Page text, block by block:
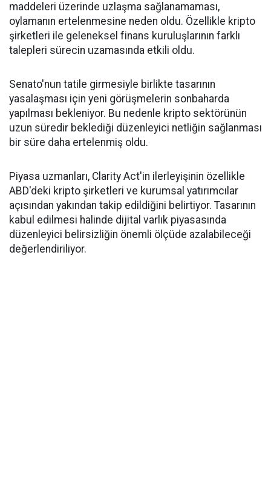
maddeleri üzerinde uzlaşma sağlanamaması,
oylamanın ertelenmesine neden oldu. Özellikle kripto
şirketleri ile geleneksel finans kuruluşlarının farklı
talepleri sürecin uzamasında etkili oldu.
Senato'nun tatile girmesiyle birlikte tasarının
yasalaşması için yeni görüşmelerin sonbaharda
yapılması bekleniyor. Bu nedenle kripto sektörünün
uzun süredir beklediği düzenleyici netliğin sağlanması
bir süre daha ertelenmiş oldu.
Piyasa uzmanları, Clarity Act'in ilerleyişinin özellikle
ABD'deki kripto şirketleri ve kurumsal yatırımcılar
açısından yakından takip edildiğini belirtiyor. Tasarının
kabul edilmesi halinde dijital varlık piyasasında
düzenleyici belirsizliğin önemli ölçüde azalabileceği
değerlendiriliyor.